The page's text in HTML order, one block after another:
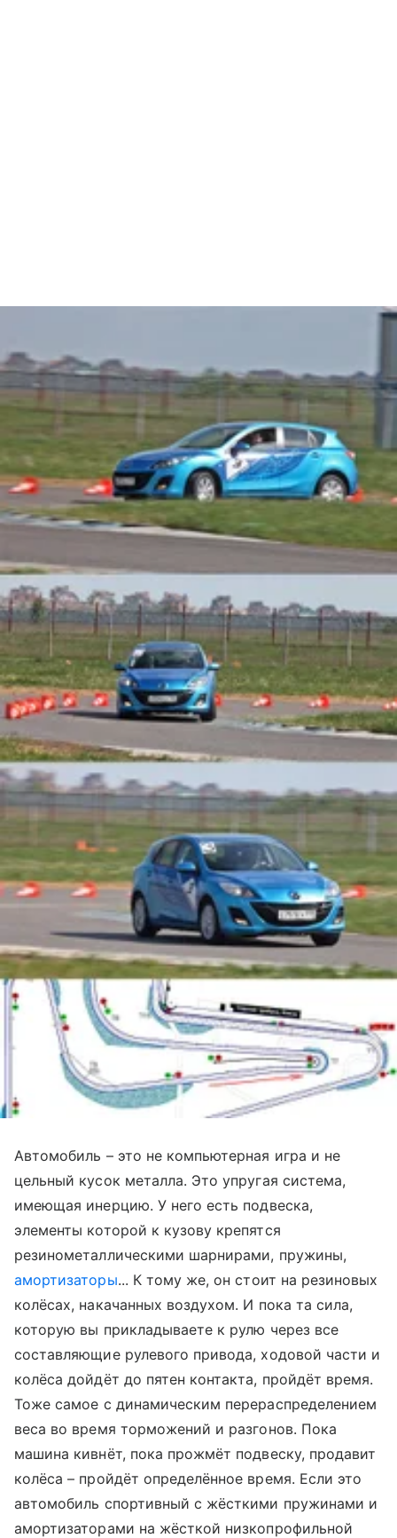
Автомобиль – это не компьютерная игра и не
цельный кусок металла. Это упругая система,
имеющая инерцию. У него есть подвеска,
элементы которой к кузову крепятся
резинометаллическими шарнирами, пружины,
амортизаторы... К тому же, он стоит на резиновых
колёсах, накачанных воздухом. И пока та сила,
которую вы прикладываете к рулю через все
составляющие рулевого привода, ходовой части и
колёса дойдёт до пятен контакта, пройдёт время.
Тоже самое с динамическим перераспределением
веса во время торможений и разгонов. Пока
машина кивнёт, пока прожмёт подвеску, продавит
колёса – пройдёт определённое время. Если это
автомобиль спортивный с жёсткими пружинами и
амортизаторами на жёсткой низкопрофильной